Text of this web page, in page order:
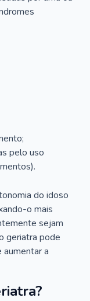
pelo uso
do idoso
o mais
sejam
geriatra pode
a